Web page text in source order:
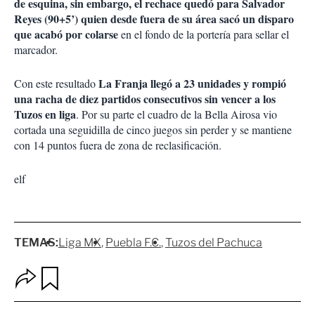
Reyes (90+5’) quien desde fuera de su área sacó un disparo
que acabó por colarseen el fondo de la portería para sellar el
marcador.
Con este resultadoLa Franja llegó a 23 unidades y rompió
una racha de diez partidos consecutivos sin vencer a los
Tuzos en liga. Por su parte el cuadro de la Bella Airosa vio
cortada una seguidilla de cinco juegos sin perder y se mantiene
con 14 puntos fuera de zona de reclasificación.
elf
TEMAS:Liga MX Puebla F.C. Tuzos del Pachuca
p